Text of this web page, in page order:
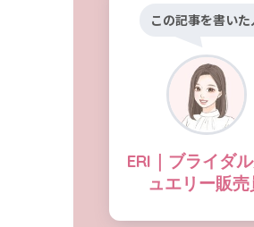
この記事を書いた
ERI｜ブライダ
ュエリー販売